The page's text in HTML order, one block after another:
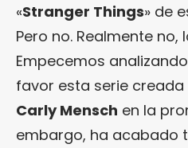
«Stranger Things» de
Pero no. Realmente no,
Empecemos
favor esta serie creada
Carly Mensch en la
embargo, ha acabado